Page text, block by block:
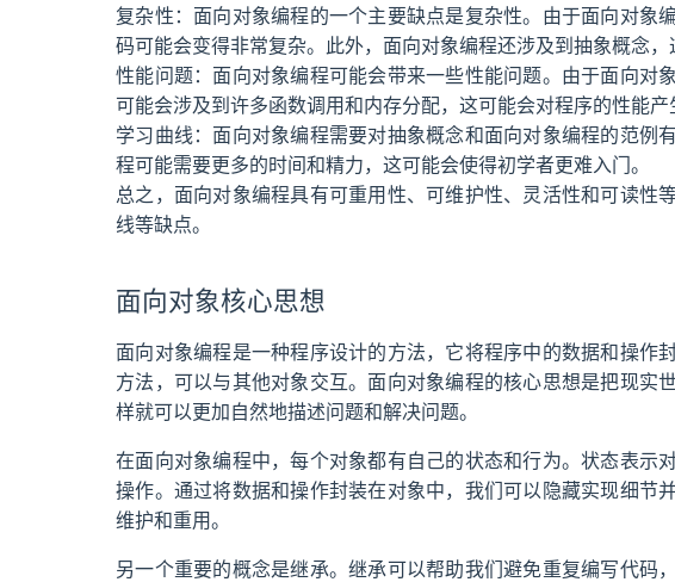
复杂性：面向对象编程的一个主要缺点是复杂性。由于面向对象
码可能会变得非常复杂。此外，面向对象编程还涉及到抽象概念，
性能问题：面向对象编程可能会带来一些性能问题。由于面向对
可能会涉及到许多函数调用和内存分配，这可能会对程序的性能产
学习曲线：面向对象编程需要对抽象概念和面向对象编程的范例
程可能需要更多的时间和精力，这可能会使得初学者更难入门。
总之，面向对象编程具有可重用性、可维护性、灵活性和可读性
线等缺点。
面向对象核心思想
面向对象编程是一种程序设计的方法，它将程序中的数据和操作
方法，可以与其他对象交互。面向对象编程的核心思想是把现实
样就可以更加自然地描述问题和解决问题。
在面向对象编程中，每个对象都有自己的状态和行为。状态表示
操作。通过将数据和操作封装在对象中，我们可以隐藏实现细节
维护和重用。
另一个重要的概念是继承。继承可以帮助我们避免重复编写代码